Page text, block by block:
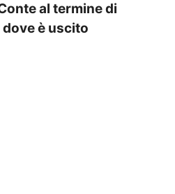
al termine di
è uscito